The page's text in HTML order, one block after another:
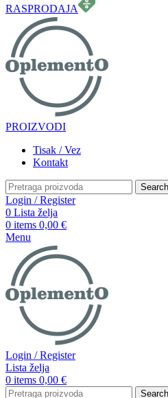
RASPRODAJA
PROIZVODI
Tisak / Vez
Kontakt
Search
Login / Register
0 Lista želja
0 items 0,00 €
Menu
Login / Register
Lista želja
0 items 0,00 €
Search